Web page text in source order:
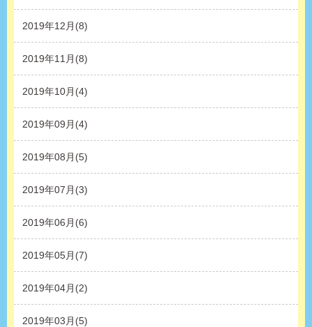
2019年12月(8)
2019年11月(8)
2019年10月(4)
2019年09月(4)
2019年08月(5)
2019年07月(3)
2019年06月(6)
2019年05月(7)
2019年04月(2)
2019年03月(5)